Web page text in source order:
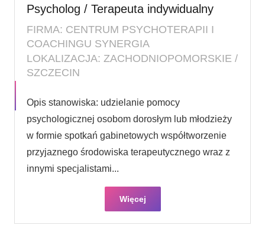
Psycholog / Terapeuta indywidualny
FIRMA: CENTRUM PSYCHOTERAPII I
COACHINGU SYNERGIA
LOKALIZACJA: ZACHODNIOPOMORSKIE /
SZCZECIN
Opis stanowiska: udzielanie pomocy
psychologicznej osobom dorosłym lub młodzieży
w formie spotkań gabinetowych współtworzenie
przyjaznego środowiska terapeutycznego wraz z
innymi specjalistami...
Więcej